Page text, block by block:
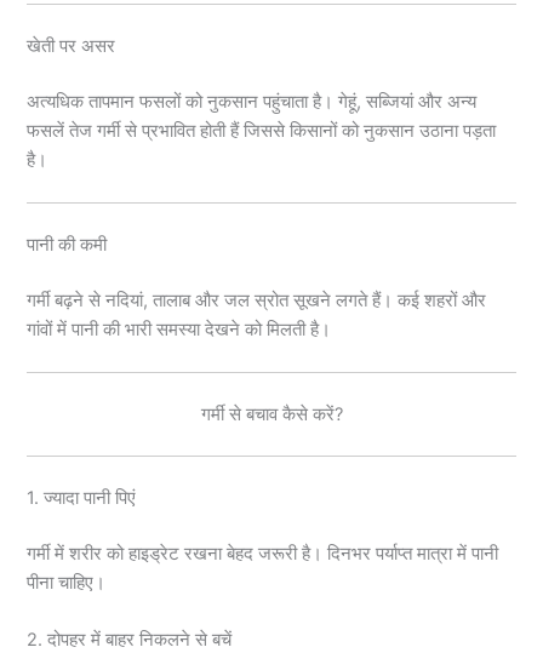
खेती पर असर
अत्यधिक तापमान फसलों को नुकसान पहुंचाता है। गेहूं, सब्जियां और अन्य
फसलें तेज गर्मी से प्रभावित होती हैं जिससे किसानों को नुकसान उठाना पड़ता
है।
पानी की कमी
गर्मी बढ़ने से नदियां, तालाब और जल स्रोत सूखने लगते हैं। कई शहरों और
गांवों में पानी की भारी समस्या देखने को मिलती है।
गर्मी से बचाव कैसे करें?
1. ज्यादा पानी पिएं
गर्मी में शरीर को हाइड्रेट रखना बेहद जरूरी है। दिनभर पर्याप्त मात्रा में पानी
पीना चाहिए।
2. दोपहर में बाहर निकलने से बचें